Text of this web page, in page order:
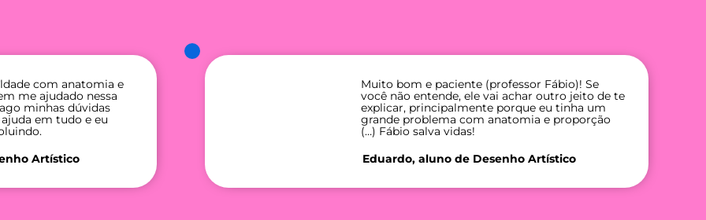
com anatomia e
me ajudado nessa
minhas dúvidas
em tudo e eu
Artístico
Muito bom e paciente (professor Fábio)! Se
você não entende, ele vai achar outro jeito de te
explicar, principalmente porque eu tinha um
grande problema com anatomia e proporção
(…) Fábio salva vidas!
Eduardo, aluno de Desenho Artístico